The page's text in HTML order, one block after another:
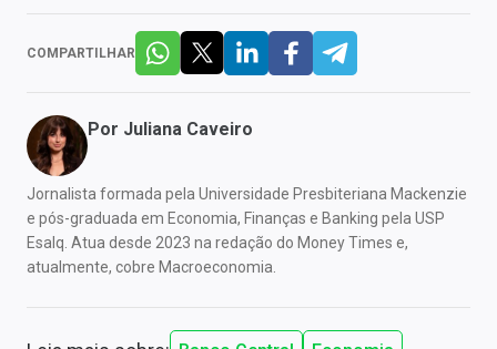
COMPARTILHAR
Por Juliana Caveiro
Jornalista formada pela Universidade Presbiteriana Mackenzie
e pós-graduada em Economia, Finanças e Banking pela USP
Esalq. Atua desde 2023 na redação do Money Times e,
atualmente, cobre Macroeconomia.